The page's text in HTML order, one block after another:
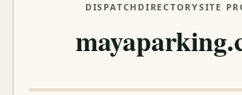
DISPATCH DIRECTORYSITE